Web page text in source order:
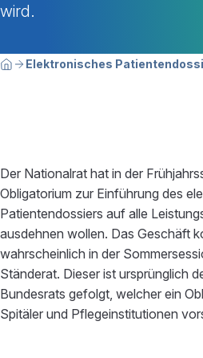
wird.
Sie befinden sich hier:
HomeElektronisches
Der Nationalrat hat in der
Obligatorium zur Einführung des
Patientendossiers auf alle
ausdehnen wollen. Das Geschäft
wahrscheinlich in der
Ständerat. Dieser ist ursprünglich
Bundesrats gefolgt, welcher ein
Spitäler und Pflegeinstitutionen